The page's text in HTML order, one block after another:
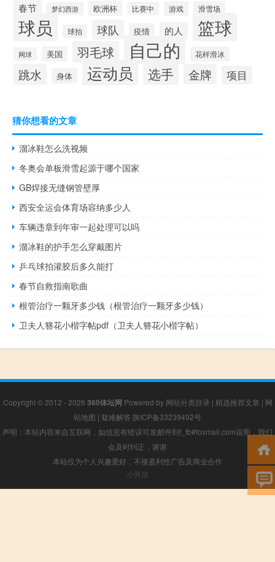
春节 梦幻西游 欧洲杯 比赛中 游戏 滑雪场
球员 球拍 球队 疫情 的人 篮球
网球 美国 羽毛球 自己的 花样滑冰
跳水 身体 运动员 选手 金牌 项目
猜你想看的文章
溜冰鞋怎么洗视频
冬奥会单板滑雪起源于哪个国家
GB焊接无缝钢管壁厚
西安全运会体育场容纳多少人
车辆违章到年审一起处理可以吗
溜冰鞋的护手怎么穿戴图片
乒乓球拍灌胶后多久能打
春节自救指南歌曲
根管治疗一颗牙多少钱（根管治疗一颗牙多少钱）
卫夫人簪花小楷字帖pdf（卫夫人簪花小楷字帖）
Copyright © 2012 - 2026 360体坛网 Powered by 网站分类目录 | 精选推荐文章 | 网
站地图 | 疑难解答 陕ICP备33239492号
声明：本站内容来自互联网，如信息有错误可发邮件到f_fb#foxmail.com说明，我们
会及时纠正，谢谢
本站仅为个人兴趣爱好，不接盈利性广告及商业合作
小男孩